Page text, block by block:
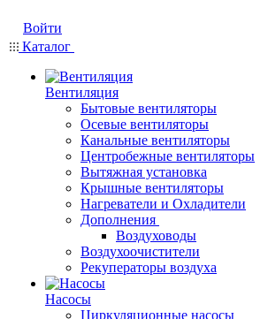
Войти
Каталог
Вентиляция
Бытовые вентиляторы
Осевые вентиляторы
Канальные вентиляторы
Центробежные вентиляторы
Вытяжная установка
Крышные вентиляторы
Нагреватели и Охладители
Дополнения
Воздуховоды
Воздухоочистители
Рекуператоры воздуха
Насосы
Циркуляционные насосы